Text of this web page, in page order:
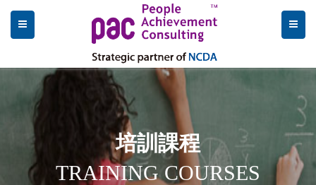
培訓課程
TRAINING COURSES